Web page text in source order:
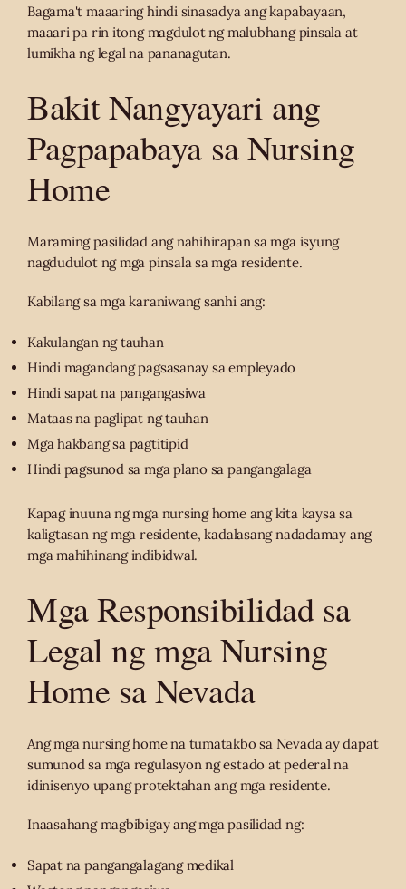
Bagama't maaaring hindi sinasadya ang kapabayaan,
maaari pa rin itong magdulot ng malubhang pinsala at
lumikha ng legal na pananagutan.
Bakit Nangyayari ang
Pagpapabaya sa Nursing
Home
Maraming pasilidad ang nahihirapan sa mga isyung
nagdudulot ng mga pinsala sa mga residente.
Kabilang sa mga karaniwang sanhi ang:
Kakulangan ng tauhan
Hindi magandang pagsasanay sa empleyado
Hindi sapat na pangangasiwa
Mataas na paglipat ng tauhan
Mga hakbang sa pagtitipid
Hindi pagsunod sa mga plano sa pangangalaga
Kapag inuuna ng mga nursing home ang kita kaysa sa
kaligtasan ng mga residente, kadalasang nadadamay ang
mga mahihinang indibidwal.
Mga Responsibilidad sa
Legal ng mga Nursing
Home sa Nevada
Ang mga nursing home na tumatakbo sa Nevada ay dapat
sumunod sa mga regulasyon ng estado at pederal na
idinisenyo upang protektahan ang mga residente.
Inaasahang magbibigay ang mga pasilidad ng:
Sapat na pangangalagang medikal